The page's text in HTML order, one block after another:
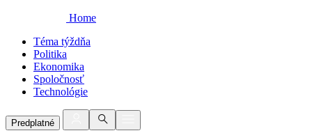
Home
Téma týždňa
Politika
Ekonomika
Spoločnosť
Technológie
Predplatné